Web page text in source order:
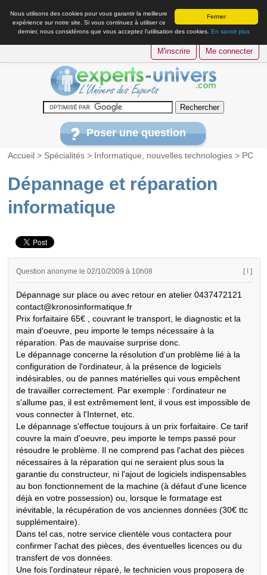
Fermer
Nous utilisons des cookies pour vous garantir la meilleure
expérience sur notre site. Si vous continuez à utiliser ce
dernier, nous considérons que vous acceptez l’utilisation des cookies. En savoir plus
M'inscrire Me connecter
Poser une question
Accueil > Spécialités > Informatique, nouvelles technologies > PC
Dépannage et réparation
informatique
Question anonyme le 02/10/2009 à 10h08 [ ! ]
Dépannage sur place ou avec retour en atelier 0437472121
contact@kronosinformatique.fr
Prix forfaitaire 65€ , couvrant le transport, le diagnostic et la
main d'oeuvre, peu importe le temps nécessaire à la
réparation. Pas de mauvaise surprise donc.
Le dépannage concerne la résolution d'un problème lié à la
configuration de l'ordinateur, à la présence de logiciels
indésirables, ou de pannes matérielles qui vous empêchent
de travailler correctement. Par exemple : l'ordinateur ne
s'allume pas, il est extrêmement lent, il vous est impossible de
vous connecter à l'Internet, etc.
Le dépannage s'effectue toujours à un prix forfaitaire. Ce tarif
couvre la main d'oeuvre, peu importe le temps passé pour
résoudre le problème. Il ne comprend pas l'achat des pièces
nécessaires à la réparation qui ne seraient plus sous la
garantie du constructeur, ni l'ajout de logiciels indispensables
au bon fonctionnement de la machine (à défaut d'une licence
déjà en votre possession) ou, lorsque le formatage est
inévitable, la récupération de vos anciennes données (30€ ttc
supplémentaire).
Dans tel cas, notre service clientèle vous contactera pour
confirmer l'achat des pièces, des éventuelles licences ou du
transfert de vos données.
Une fois l'ordinateur réparé, le technicien vous proposera de